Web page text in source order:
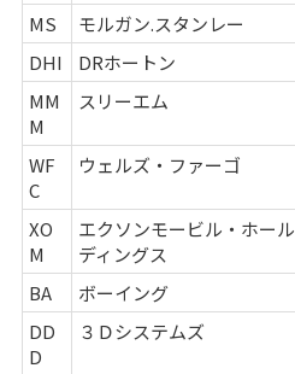
MS
モルガン.スタンレー
DHI
DRホートン
MM
M
スリーエム
WF
C
ウェルズ・ファーゴ
XO
M
エクソンモービル・ホール
ディングス
BA ボーイング
DD
D
３Ｄシステムズ